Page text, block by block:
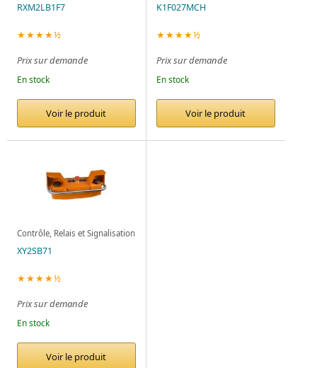
RXM2LB1F7
★★★★½
Prix sur demande
En stock
Voir le produit
K1F027MCH
★★★★½
Prix sur demande
En stock
Voir le produit
Contrôle, Relais et Signalisation
XY2SB71
★★★★½
Prix sur demande
En stock
Voir le produit